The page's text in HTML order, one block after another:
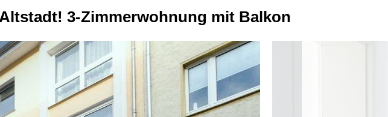
3-Zimmerwohnung mit Balkon